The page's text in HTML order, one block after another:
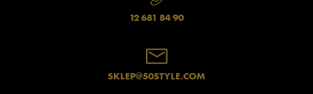
12 681 84 90
SKLEP@50STYLE.COM